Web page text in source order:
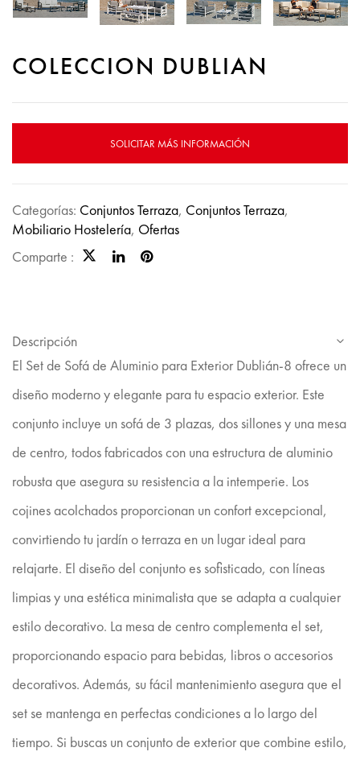
COLECCION DUBLIAN
SOLICITAR MÁS INFORMACIÓN
Categorías: Conjuntos Terraza, Conjuntos Terraza,
Mobiliario Hostelería, Ofertas
Comparte :
Descripción
El Set de Sofá de Aluminio para Exterior Dublián-8 ofrece un
diseño moderno y elegante para tu espacio exterior. Este
conjunto incluye un sofá de 3 plazas, dos sillones y una mesa
de centro, todos fabricados con una estructura de aluminio
robusta que asegura su resistencia a la intemperie. Los
cojines acolchados proporcionan un confort excepcional,
convirtiendo tu jardín o terraza en un lugar ideal para
relajarte. El diseño del conjunto es sofisticado, con líneas
limpias y una estética minimalista que se adapta a cualquier
estilo decorativo. La mesa de centro complementa el set,
proporcionando espacio para bebidas, libros o accesorios
decorativos. Además, su fácil mantenimiento asegura que el
set se mantenga en perfectas condiciones a lo largo del
tiempo. Si buscas un conjunto de exterior que combine estilo,